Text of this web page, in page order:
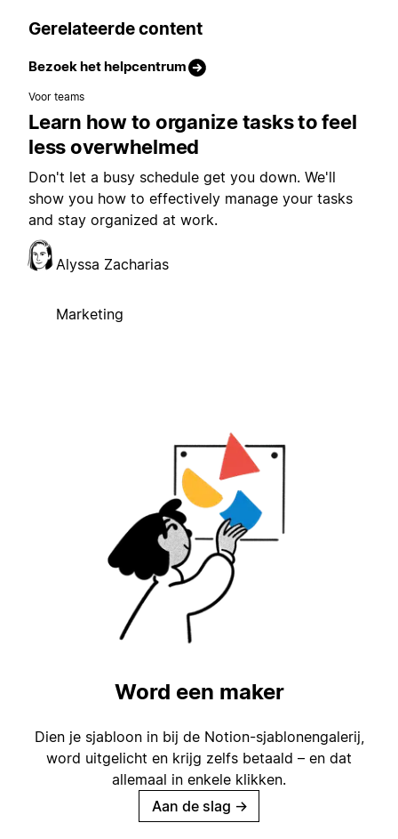
Gerelateerde content
Bezoek het helpcentrum
Voor teams
Learn how to organize tasks to feel
less overwhelmed
Don't let a busy schedule get you down. We'll
show you how to effectively manage your tasks
and stay organized at work.
Alyssa Zacharias
Marketing
Word een maker
Dien je sjabloon in bij de Notion-sjablonengalerij,
word uitgelicht en krijg zelfs betaald – en dat
allemaal in enkele klikken.
Aan de slag →